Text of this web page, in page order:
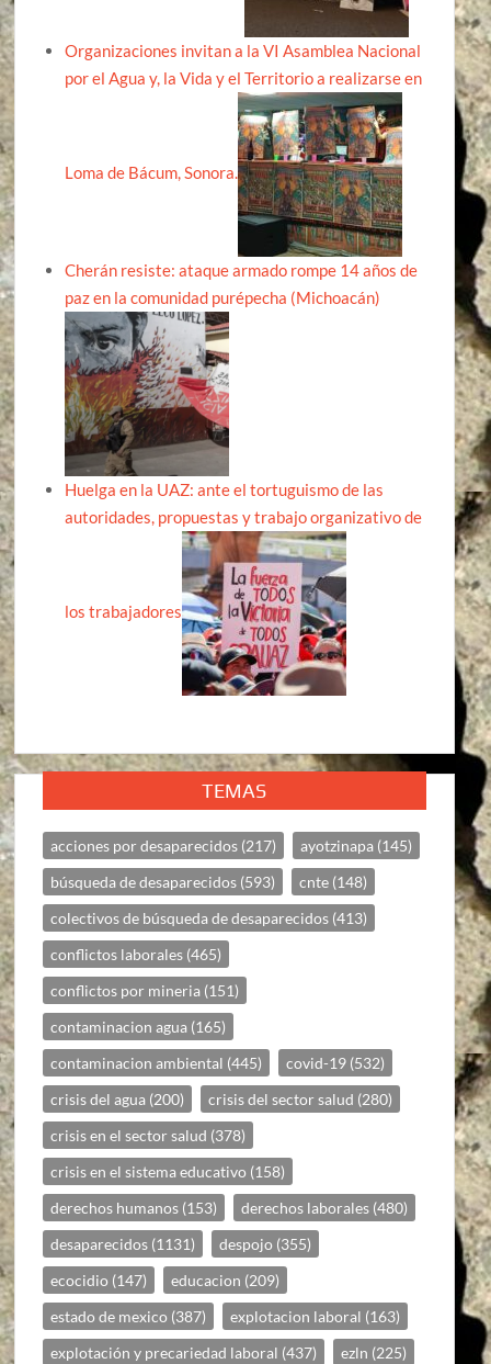
Organizaciones invitan a la VI Asamblea Nacional
por el Agua y, la Vida y el Territorio a realizarse en
Loma de Bácum, Sonora.
Cherán resiste: ataque armado rompe 14 años de
paz en la comunidad purépecha (Michoacán)
Huelga en la UAZ: ante el tortuguismo de las
autoridades, propuestas y trabajo organizativo de
los trabajadores
TEMAS
acciones por desaparecidos (217) ayotzinapa (145)
búsqueda de desaparecidos (593) cnte (148)
colectivos de búsqueda de desaparecidos (413)
conflictos laborales (465)
conflictos por mineria (151)
contaminacion agua (165)
contaminacion ambiental (445) covid-19 (532)
crisis del agua (200) crisis del sector salud (280)
crisis en el sector salud (378)
crisis en el sistema educativo (158)
derechos humanos (153) derechos laborales (480)
desaparecidos (1131) despojo (355)
ecocidio (147) educacion (209)
estado de mexico (387) explotacion laboral (163)
explotación y precariedad laboral (437) ezln (225)